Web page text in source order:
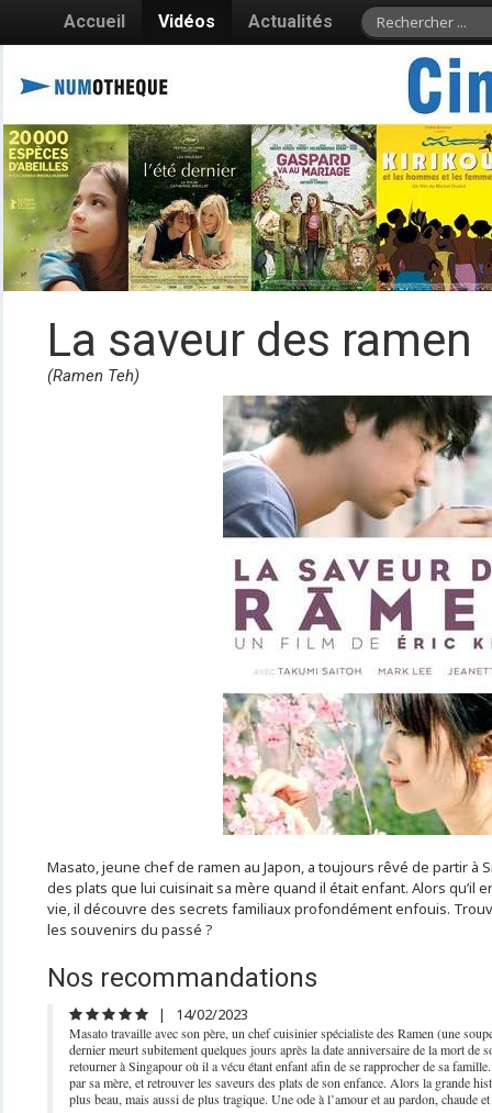
Accueil Vidéos Actualités
La saveur des ramen
(Ramen Teh)
Masato, jeune chef de ramen au Japon, a toujours rêvé de partir à
des plats que lui cuisinait sa mère quand il était enfant. Alors qu’il
vie, il découvre des secrets familiaux profondément enfouis.
les souvenirs du passé ?
Nos recommandations
| 14/02/2023
Masato travaille avec son père, un chef cuisinier spécialiste des Ramen (une
dernier meurt subitement quelques jours après la date anniversaire de la mort de
retourner à Singapour où il a vécu étant enfant afin de se rapprocher de sa
par sa mère, et retrouver les saveurs des plats de son enfance. Alors la grande
plus beau, mais aussi de plus tragique. Une ode à l’amour et au pardon, chaude